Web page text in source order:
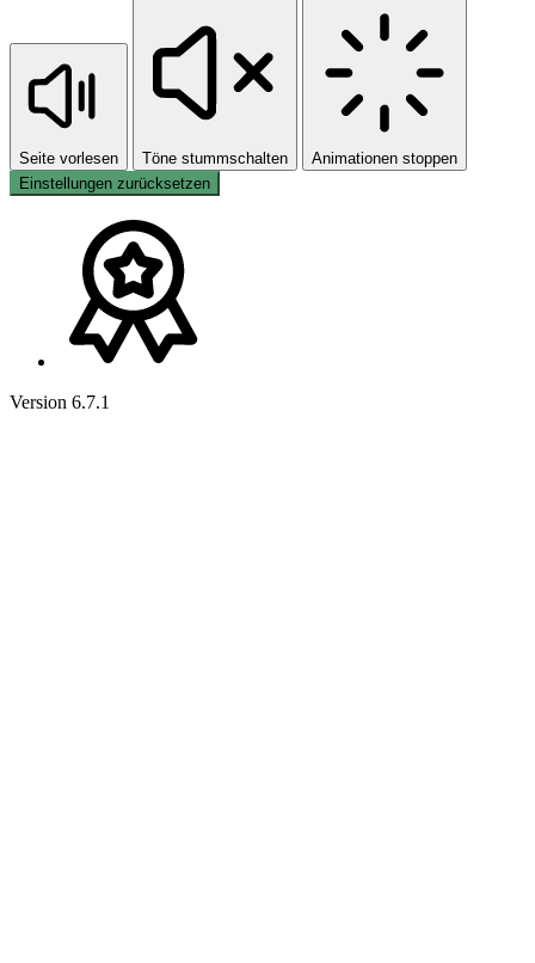
Seite vorlesen Töne stummschalten
Animationen stoppen
Einstellungen zurücksetzen
Version 6.7.1